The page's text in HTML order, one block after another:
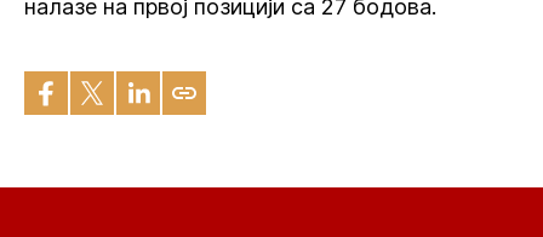
налазе на првој позицији са 27 бодова.